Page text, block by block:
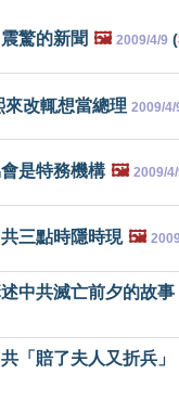
驚的新聞 🖼️ 2009/4/9 (
改輒想當總理 2009/4/
是特務機構 🖼️ 2009/
三點時隱時現 🖼️
中共滅亡前夕的故事
「賠了夫人又折兵」